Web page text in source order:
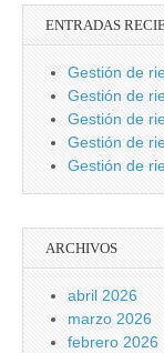
ENTRADAS
Gestión de
Gestión de
Gestión de
Gestión de
Gestión de
ARCHIVOS
abril 2026
marzo 2026
febrero 2026